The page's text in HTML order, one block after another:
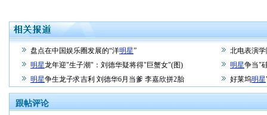
盘点在中国娱乐圈发展的“洋明星”
北电表演
明星龙年迎"生子潮"：刘德华疑将得"巨蟹女"(图) 明星争当"
明星争生龙子求吉利 刘德华6月当爹 李嘉欣拼2胎 好莱坞明星
跟帖评论